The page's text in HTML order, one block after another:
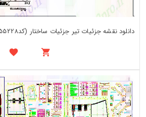
دانلود نقشه جزئیات تیر جزئیات ساختار (کد55228)